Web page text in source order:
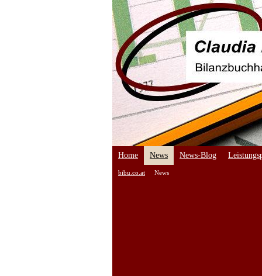
Home News News-Blog
bibu.co.at News